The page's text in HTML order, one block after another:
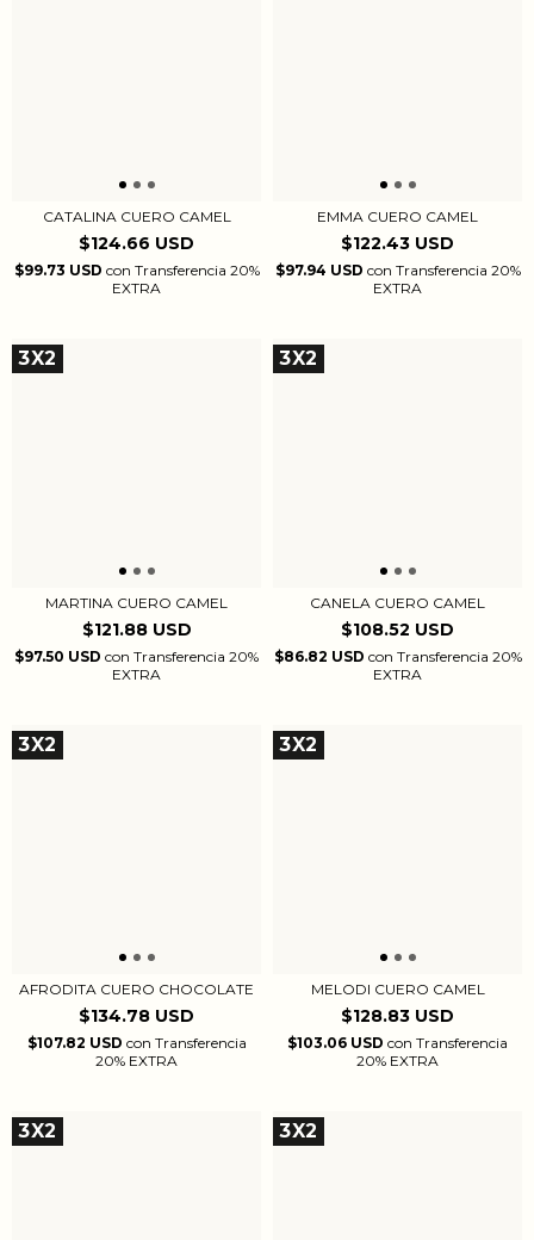
CATALINA CUERO CAMEL
$124.66 USD
$99.73 USD con Transferencia 20%
EXTRA
EMMA CUERO CAMEL
$122.43 USD
$97.94 USD con Transferencia 20%
EXTRA
3X2
MARTINA CUERO CAMEL
$121.88 USD
$97.50 USD con Transferencia 20%
EXTRA
3X2
CANELA CUERO CAMEL
$108.52 USD
$86.82 USD con Transferencia 20%
EXTRA
3X2
AFRODITA CUERO CHOCOLATE
$134.78 USD
$107.82 USD con Transferencia
20% EXTRA
3X2
MELODI CUERO CAMEL
$128.83 USD
$103.06 USD con Transferencia
20% EXTRA
3X2 3X2